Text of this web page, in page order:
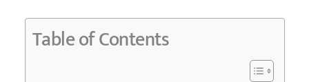
Table of Contents